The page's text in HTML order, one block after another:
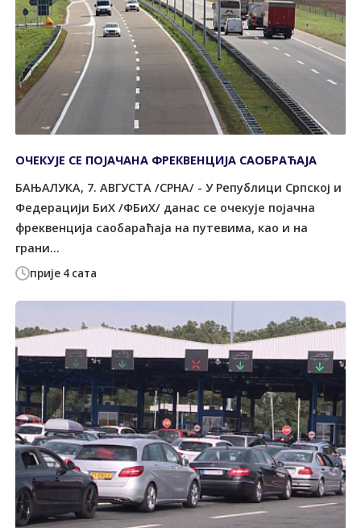
прије 4 сата
ОЧЕКУЈЕ СЕ ПОЈАЧАНА ФРЕКВЕНЦИЈА САОБРАЋАЈА
БАЊАЛУКА, 7. АВГУСТА /СРНА/ - У Републици Српској и
Федерацији БиХ /ФБиХ/ данас се очекује појачна
фреквенција саобараћаја на путевима, као и на
грани...